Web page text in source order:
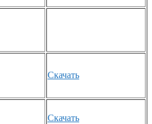
Скачать
Скачать